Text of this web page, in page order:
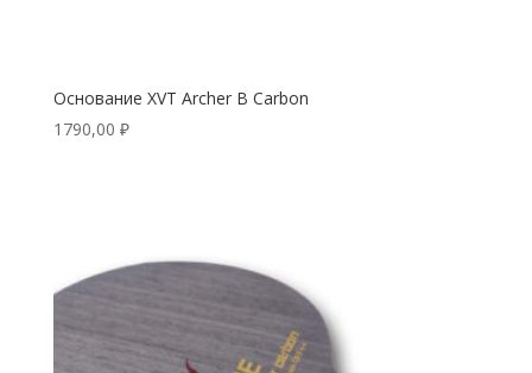
Основание XVT Archer B Carbon
1790,00 ₽